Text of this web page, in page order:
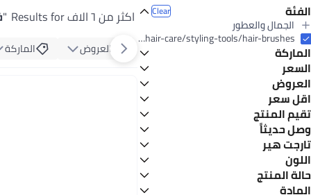
الفئة Clear
الجمال والعطور
All الجمال والعطور
العناية بالشعر
All العناية بالشعر
أدوات تصفيف الشعر
All أدوات تصفيف الشعر
فرش الشعر
beauty/hair-care/styling-tools/hair-brushes
الماركة
Wet Brush
Generic
تانجل تيزر
أوليفيا جاردن
دنمان
كينت
أكا كابا
أف أتش آي هيت
السعر
GO العروض
عرض
عرض الميجا 📣
تخفيضات الاستعداد للمدرسة
اقل سعر
أقل سعر في السنة
أقل سعر في 30 يوم
أقل سعر في 7 يوم
تقيم المنتج
0 Star or more
1.6
5
وصل حديثاً
آخر 7 أيام
آخر 30 يوماً
آخر 60 يوماً
تارجت هير
لجميع أنواع الشعر
جاف
مجعد
اللون
أسود
حالة المنتج
جديد
المادة
اكثر من ٦ الاف Results for "
العروض
الماركة